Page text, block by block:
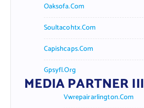
Oaksofa.com
Soultacohtx.com
Capishcaps.com
Gpsyfl.org
MEDIA PARTNER III
Vwrepairarlington.com